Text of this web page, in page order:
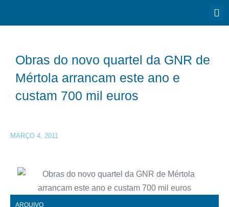
Obras do novo quartel da GNR de
Mértola arrancam este ano e
custam 700 mil euros
MARÇO 4, 2011
ARQUIVO